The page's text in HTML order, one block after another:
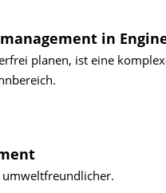
in
planen, ist eine
umweltfreundlicher.